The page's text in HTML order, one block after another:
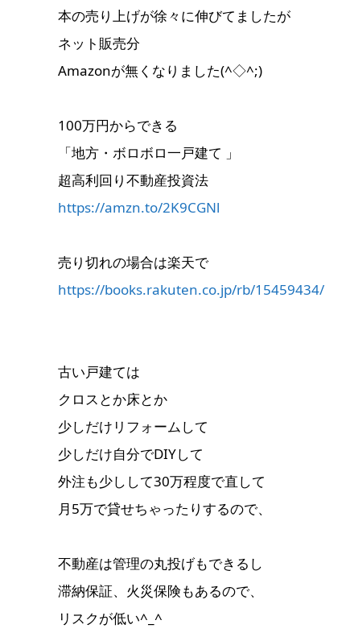
本の売り上げが徐々に伸びてましたが
ネット販売分
Amazonが無くなりました(^◇^;)
100万円からできる
「地方・ボロボロ一戸建て 」
超高利回り不動産投資法
https://amzn.to/2K9CGNl
売り切れの場合は楽天で
https://books.rakuten.co.jp/rb/15459434/
古い戸建ては
クロスとか床とか
少しだけリフォームして
少しだけ自分でDIYして
外注も少しして30万程度で直して
月5万で貸せちゃったりするので、
不動産は管理の丸投げもできるし
滞納保証、火災保険もあるので、
リスクが低い^_^